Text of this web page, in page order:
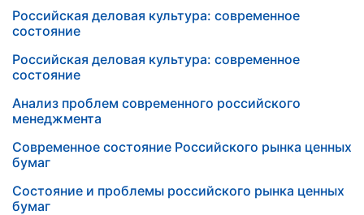
Российская деловая культура: современное
состояние
Российская деловая культура: современное
состояние
Анализ проблем современного российского
менеджмента
Современное состояние Российского рынка ценных
бумаг
Состояние и проблемы российского рынка ценных
бумаг